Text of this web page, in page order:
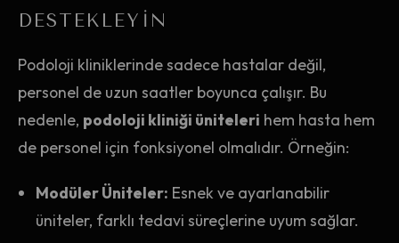
DESTEKLEYIN
Podoloji kliniklerinde sadece hastalar değil,
personel de uzun saatler boyunca çalışır. Bu
nedenle, podoloji kliniği üniteleri hem hasta hem
de personel için fonksiyonel olmalıdır. Örneğin:
Modüler Üniteler: Esnek ve ayarlanabilir
üniteler, farklı tedavi süreçlerine uyum sağlar.